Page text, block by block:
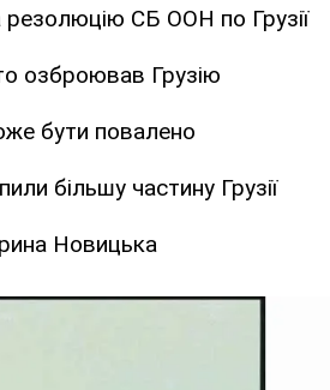
резолюцію СБ ООН по Грузії
озброював Грузію
бути повалено
більшу частину Грузії
Новицька